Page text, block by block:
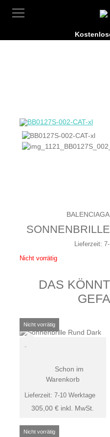
BALENCIAGA
Lieferzeit:
Nicht vorrätig
DAS
305,00 € inkl. MwSt.
Lieferzeit: 7-10 Werktage
Schon im
Warenkorb